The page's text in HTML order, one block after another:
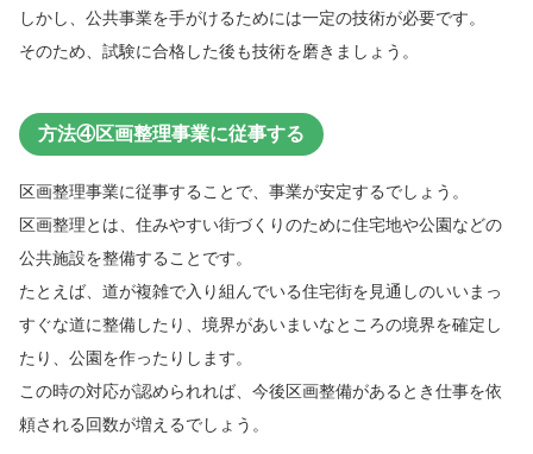
しかし、公共事業を手がけるためには一定の技術が必要です。
そのため、試験に合格した後も技術を磨きましょう。
方法④区画整理事業に従事する
区画整理事業に従事することで、事業が安定するでしょう。
区画整理とは、住みやすい街づくりのために住宅地や公園などの
公共施設を整備することです。
たとえば、道が複雑で入り組んでいる住宅街を見通しのいいまっ
すぐな道に整備したり、境界があいまいなところの境界を確定し
たり、公園を作ったりします。
この時の対応が認められれば、今後区画整備があるとき仕事を依
頼される回数が増えるでしょう。